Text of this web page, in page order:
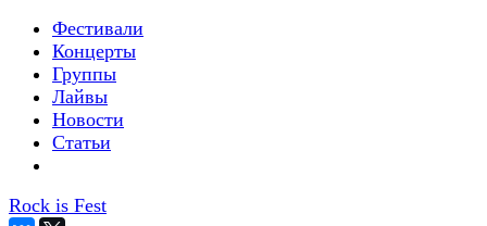
Фестивали
Концерты
Группы
Лайвы
Новости
Статьи
Rock is Fest